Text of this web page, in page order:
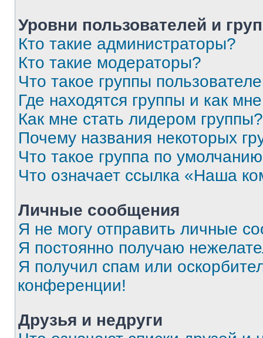
Уровни пользователей и
Кто такие администраторы?
Кто такие модераторы?
Что такое группы
Где находятся группы и как
Как мне стать лидером группы?
Почему названия некоторых
Что такое группа по
Что означает ссылка «Наша
Личные сообщения
Я не могу отправить личные
Я постоянно получаю
Я получил спам или
конференции!
Друзья и недруги